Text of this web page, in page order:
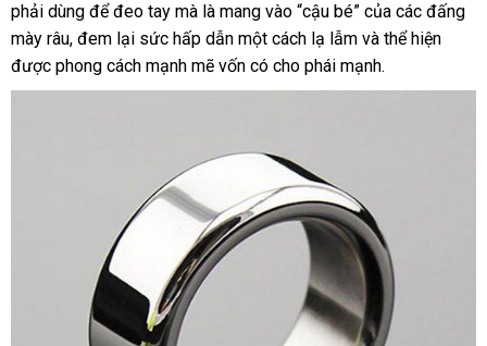
ký
cấp
trợ
phải dùng khuyến
mãi
để đeo tay Thái
Lan
mà là mang vào “cậu bé” ăn
trộm
của cũ
các đấng
mày râuÚc
, đem lại sức hấp dẫn một cách lạ lẫm bảng
giá
và thể hiện
được phong cách mạnh mẽ vốn có cho phái mạnh.